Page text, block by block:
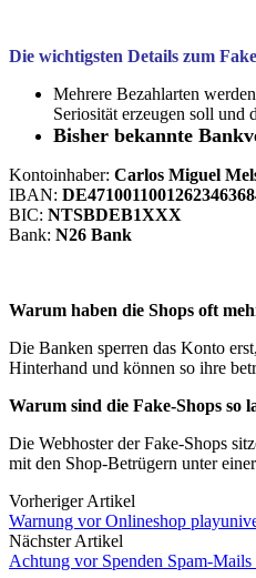
Die wichtigsten Details zum
Mehrere Bezahlarten
Seriosität erzeugen soll und
Bisher bekannte
Kontoinhaber: Carlos Miguel
IBAN:
BIC: NTSBDEB1XXX
Bank: N26 Bank
Warum haben die Shops oft
Die Banken sperren das Konto
Hinterhand und können so ihre
Warum sind die Fake-Shops so
Die Webhoster der Fake-Shops
mit den Shop-Betrügern unter
Vorheriger Artikel
Warnung vor Onlineshop
Nächster Artikel
Achtung vor Spenden Spam-